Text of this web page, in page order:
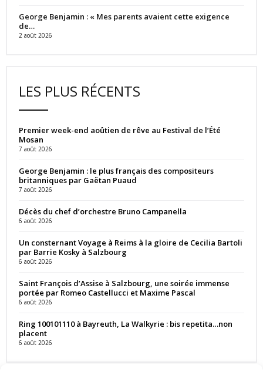
George Benjamin : « Mes parents avaient cette exigence
de…
2 août 2026
LES PLUS RÉCENTS
Premier week-end aoûtien de rêve au Festival de l’Été
Mosan
7 août 2026
George Benjamin : le plus français des compositeurs
britanniques par Gaëtan Puaud
7 août 2026
Décès du chef d’orchestre Bruno Campanella
6 août 2026
Un consternant Voyage à Reims à la gloire de Cecilia Bartoli
par Barrie Kosky à Salzbourg
6 août 2026
Saint François d’Assise à Salzbourg, une soirée immense
portée par Romeo Castellucci et Maxime Pascal
6 août 2026
Ring 100101110 à Bayreuth, La Walkyrie : bis repetita…non
placent
6 août 2026